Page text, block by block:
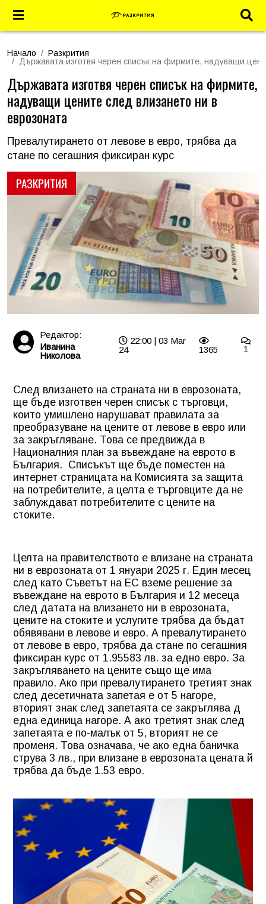
Начало
Разкрития
Държавата изготвя черен списък на фирмите, надуващи
РАЗКРИТИЯ
Държавата изготвя черен списък на фирмите,
надуващи цените след влизането ни в
еврозоната
Превалутирането от левове в евро, трябва да
стане по сегашния фиксиран курс
Редактор:
Иванина
Николова
22:00 | 03 Mar
24
1365 1
След влизането на страната ни в еврозоната,
ще бъде изготвен черен списък с търговци,
които умишлено нарушават правилата за
преобразуване на цените от левове в евро или
за закръгляване. Това се предвижда в
Националния план за въвеждане на еврото в
България. Списъкът ще бъде поместен на
интернет страницата на Комисията за защита
на потребителите, а целта е търговците да не
заблуждават потребителите с цените на
стоките.
Целта на правителството е влизане на страната
ни в еврозоната от 1 януари 2025 г. Един месец
след като Съветът на ЕС вземе решение за
въвеждане на еврото в България и 12 месеца
след датата на влизането ни в еврозоната,
цените на стоките и услугите трябва да бъдат
обявявани в левове и евро. А превалутирането
от левове в евро, трябва да стане по сегашния
фиксиран курс от 1.95583 лв. за едно евро. За
закръгляването на цените също ще има
правило. Ако при превалутирането третият знак
след десетичната запетая е от 5 нагоре,
вторият знак след запетаята се закръглява д
една единица нагоре. А ако третият знак след
запетаята е по-малък от 5, вторият не се
променя. Това означава, че ако една баничка
струва 3 лв., при влизане в еврозоната цената й
трябва да бъде 1.53 евро.